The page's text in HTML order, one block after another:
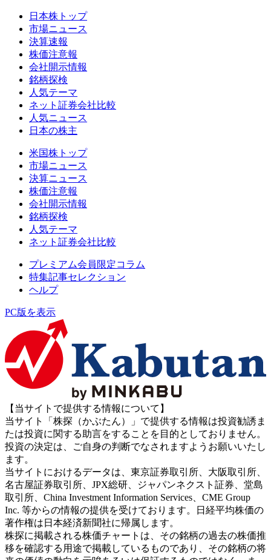
日本株トップ
市場ニュース
決算速報
株価注意報
会社開示情報
銘柄探検
人気テーマ
ネット証券会社比較
人気ニュース
日本の株主
米国株トップ
市場ニュース
決算ニュース
株価注意報
会社開示情報
銘柄探検
人気テーマ
ネット証券会社比較
プレミアム会員限定コラム
特集記事セレクション
ヘルプ
PC版を表示
【当サイトで提供する情報について】
当サイト「株探（かぶたん）」で提供する情報は投資勧誘ま
たは投資に関する助言をすることを目的としておりません。
投資の決定は、ご自身の判断でなされますようお願いいたし
ます。
当サイトにおけるデータは、東京証券取引所、大阪取引所、
名古屋証券取引所、JPX総研、ジャパンネクスト証券、堂島
取引所、China Investment Information Services、CME Group
Inc. 等からの情報の提供を受けております。日経平均株価の
著作権は日本経済新聞社に帰属します。
株探に掲載される株価チャートは、その銘柄の過去の株価推
移を確認する用途で掲載しているものであり、その銘柄の将